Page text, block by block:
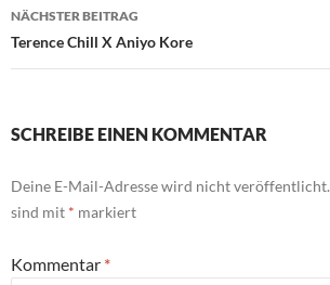
NÄCHSTER BEITRAG
Terence Chill X Aniyo Kore
SCHREIBE EINEN KOMMENTAR
Deine E-Mail-Adresse wird nicht veröffentlicht.
sind mit * markiert
Kommentar *